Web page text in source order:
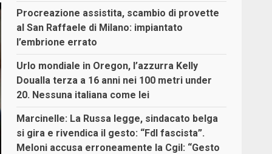
Procreazione assistita, scambio di provette
al San Raffaele di Milano: impiantato
l’embrione errato
Urlo mondiale in Oregon, l’azzurra Kelly
Doualla terza a 16 anni nei 100 metri under
20. Nessuna italiana come lei
Marcinelle: La Russa legge, sindacato belga
si gira e rivendica il gesto: “FdI fascista”.
Meloni accusa erroneamente la Cgil: “Gesto